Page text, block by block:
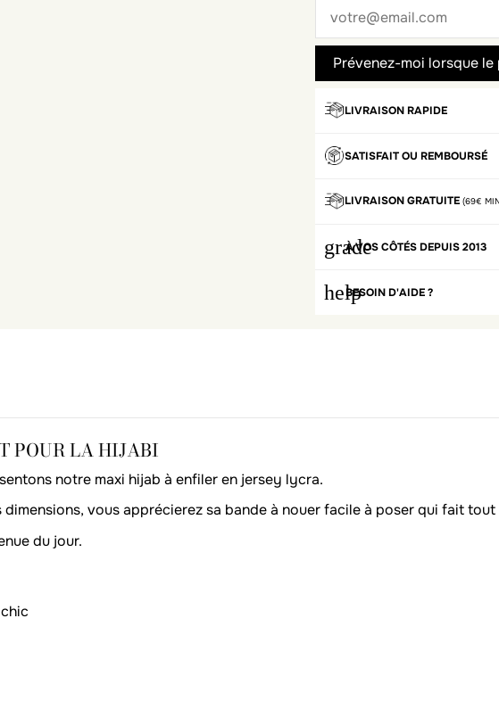
LIVRAISON RAPIDE
SATISFAIT OU REMBOURSÉ
LIVRAISON GRATUITE (69€
grade
À VOS CÔTÉS DEPUIS 2013
helpBESOIN D'AIDE ?
POUR LA HIJABI
notre maxi hijab à enfiler en jersey lycra.
dimensions, vous apprécierez sa bande à nouer facile à poser qui fait tout
du jour.